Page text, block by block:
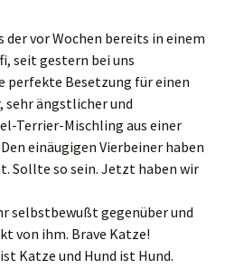
der vor Wochen bereits in einem
seit gestern bei uns
perfekte Besetzung für einen
sehr ängstlicher und
Terrier-Mischling aus einer
einäugigen Vierbeiner haben
Sollte so sein. Jetzt haben wir
selbstbewußt gegenüber und
von ihm. Brave Katze!
Katze und Hund ist Hund.